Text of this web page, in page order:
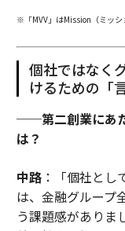
※「MVV」はMission（ミッ
個社ではなく
けるための「
──第二創業にあ
は？
中路：「個社とし
は、金融グループ
う課題感がありま